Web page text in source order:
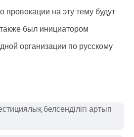
провокации на эту тему будут
был инициатором
организации по русскому
белсенділігі артып